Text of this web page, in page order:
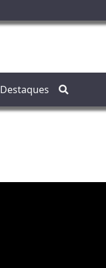
Destaques